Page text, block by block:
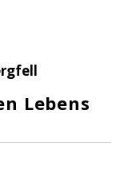
Lebens